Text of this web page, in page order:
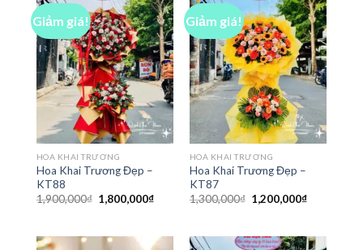
Giảm giá!
HOA KHAI TRƯƠNG
Hoa Khai Trương Đẹp –
KT88
1,900,000₫ Giá
gốc
1,800,000₫Giá
1,800,000₫.
Giảm giá!
HOA KHAI TRƯƠNG
Hoa Khai Trương Đẹp –
KT87
1,300,000₫ Giá
gốc
1,200,000₫Giá